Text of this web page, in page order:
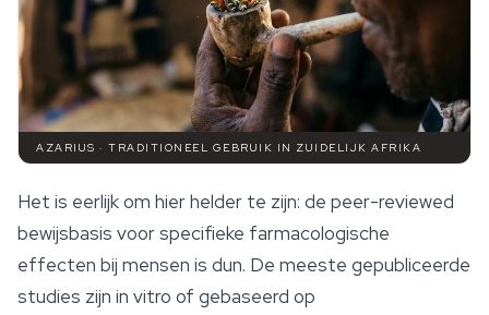
AZARIUS · TRADITIONEEL GEBRUIK IN ZUIDELIJK AFRIKA
Het is eerlijk om hier helder te zijn: de peer-reviewed
bewijsbasis voor specifieke farmacologische
effecten bij mensen is dun. De meeste gepubliceerde
studies zijn in vitro of gebaseerd op